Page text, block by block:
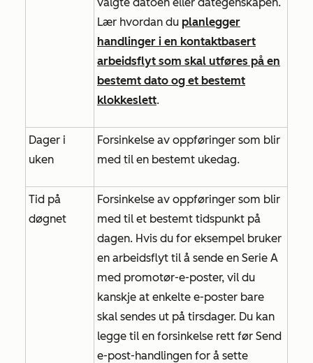
Lær hvordan du planlegger
handlinger i en kontaktbasert
arbeidsflyt som skal utføres på en
bestemt dato og et bestemt
klokkeslett.
Dager i
uken
Forsinkelse av oppføringer som blir
med til en bestemt ukedag.
Tid på
døgnet
Forsinkelse av oppføringer som blir
med til et bestemt tidspunkt på
dagen. Hvis du for eksempel bruker
en arbeidsflyt til å sende en Serie A
med promotør-e-poster, vil du
kanskje at enkelte e-poster bare
skal sendes ut på tirsdager. Du kan
legge til en forsinkelse rett før Send
e-post-handlingen for å sette